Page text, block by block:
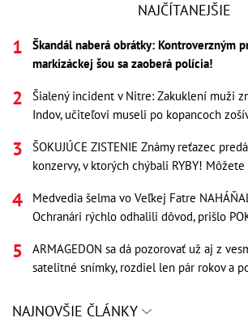
NAJČÍTANEJŠIE
Škandál naberá obrátky: Kontroverzným
markizáckej šou sa zaoberá polícia!
Šialený incident v Nitre: Zakuklení muži
Indov, učiteľovi museli po kopancoch
ŠOKUJÚCE ZISTENIE Známy reťazec
konzervy, v ktorých chýbali RYBY!
Medvedia šelma vo Veľkej Fatre
Ochranári rýchlo odhalili dôvod, prišlo
ARMAGEDON sa dá pozorovať už aj z
satelitné snímky, rozdiel len pár rokov a
NAJNOVŠIE ČLÁNKY